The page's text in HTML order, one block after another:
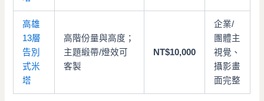
高雄
13層
告別
式米
塔
高階份量與高度；
主題緞帶/燈效可
客製
NT$10,000
企業/
團體主
視覺、
攝影畫
面完整